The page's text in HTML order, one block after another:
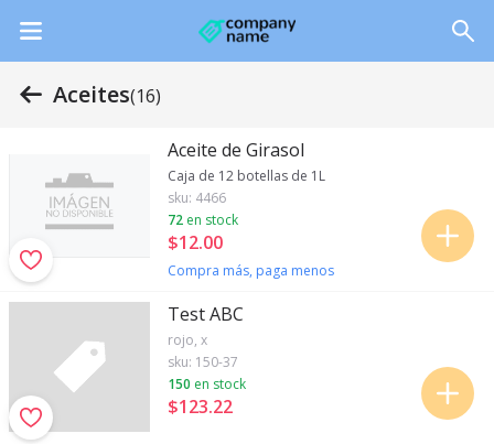
Aceites(16)
Aceite de Girasol
Caja de 12 botellas de 1L
sku: 4466
72 en stock
$12.00
Compra más, paga menos
Test ABC
rojo, x
sku: 150-37
150 en stock
$123.22